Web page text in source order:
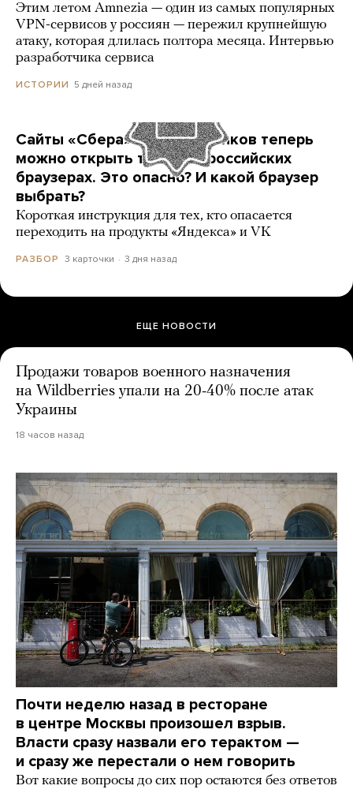
Этим летом Amnezia — один из самых популярных
VPN-сервисов у россиян — пережил крупнейшую
атаку, которая длилась полтора месяца. Интервью
разработчика сервиса
ИСТОРИИ 5 дней назад
Сайты «Сбера» и других банков теперь
можно открыть только в российских
браузерах. Это опасно? И какой браузер
выбрать?
Короткая инструкция для тех, кто опасается
переходить на продукты «Яндекса» и VK
РАЗБОР 3 карточки 3 дня назад
ЕЩЕ НОВОСТИ
Продажи товаров военного назначения
на Wildberries упали на 20-40% после атак
Украины
18 часов назад
Почти неделю назад в ресторане
в центре Москвы произошел взрыв.
Власти сразу назвали его терактом —
и сразу же перестали о нем говорить
Вот какие вопросы до сих пор остаются без ответов